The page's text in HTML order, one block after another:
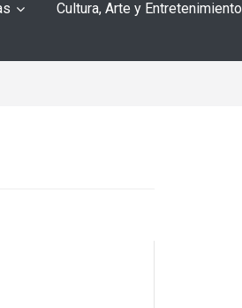
Cultura, Arte y Entretenimiento